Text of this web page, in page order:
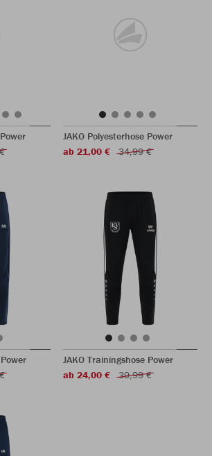
JAKO Polyesterhose Power
ab 21,00 €
34,99 €
JAKO Trainingshose Power
ab 24,00 €
39,99 €